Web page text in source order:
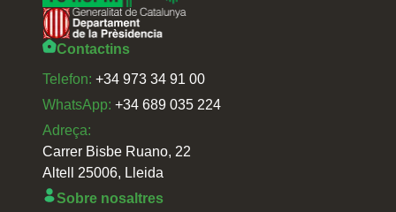
Contactins
Telefon: +34 973 34 91 00
WhatsApp: +34 689 035 224
Adreça:
Carrer Bisbe Ruano, 22
Altell 25006, Lleida
Sobre nosaltres